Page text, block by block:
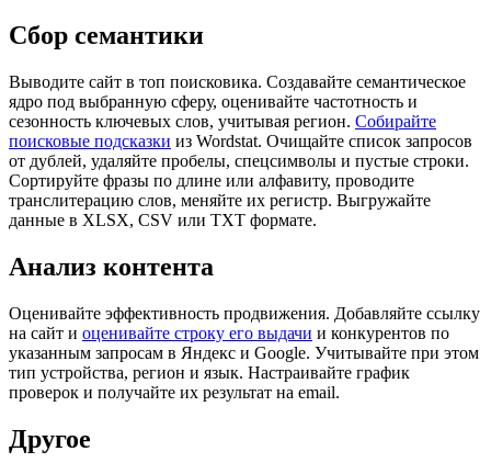
Сбор семантики
Выводите сайт в топ поисковика. Создавайте семантическое
ядро под выбранную сферу, оценивайте частотность и
сезонность ключевых слов, учитывая регион. Собирайте
поисковые подсказки из Wordstat. Очищайте список запросов
от дублей, удаляйте пробелы, спецсимволы и пустые строки.
Сортируйте фразы по длине или алфавиту, проводите
транслитерацию слов, меняйте их регистр. Выгружайте
данные в XLSX, CSV или TXT формате.
Анализ контента
Оценивайте эффективность продвижения. Добавляйте ссылку
на сайт и оценивайте строку его выдачи и конкурентов по
указанным запросам в Яндекс и Google. Учитывайте при этом
тип устройства, регион и язык. Настраивайте график
проверок и получайте их результат на email.
Другое